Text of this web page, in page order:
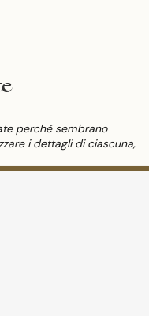
perché sembrano
i dettagli di ciascuna,